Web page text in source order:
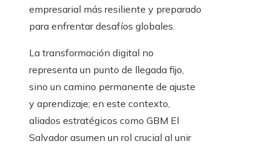
empresarial más resiliente y preparado
para enfrentar desafíos globales.
La transformación digital no
representa un punto de llegada fijo,
sino un camino permanente de ajuste
y aprendizaje; en este contexto,
aliados estratégicos como GBM El
Salvador asumen un rol crucial al unir